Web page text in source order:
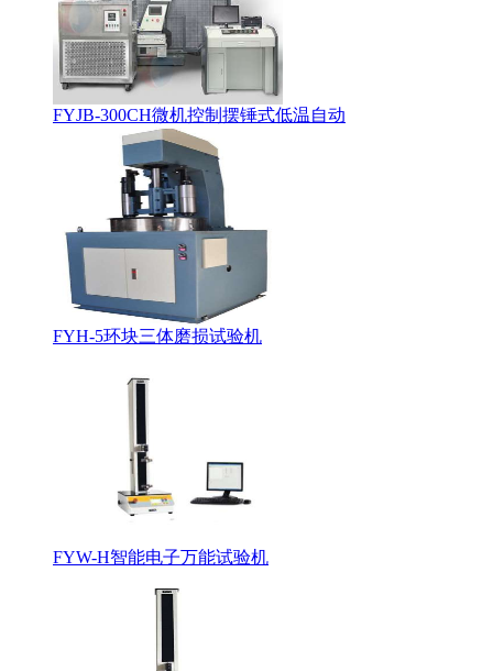
FYJB-300CH微机控制摆锤式低温自动
FYH-5环块三体磨损试验机
FYW-H智能电子万能试验机